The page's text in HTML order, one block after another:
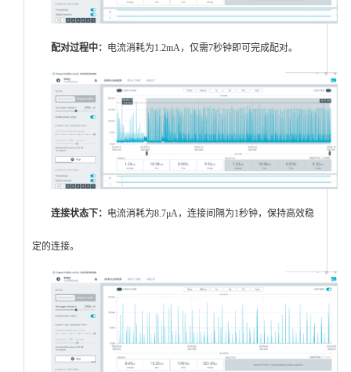
配对过程中： 电流消耗为1.2mA，仅需7秒钟即可完成配对。
连接状态下 ： 电流消耗为8.7μA，连接间隔为1秒钟，保持高效稳
定的连接。